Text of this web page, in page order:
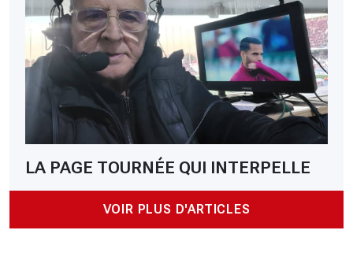
LA PAGE TOURNÉE QUI INTERPELLE
VOIR PLUS D'ARTICLES